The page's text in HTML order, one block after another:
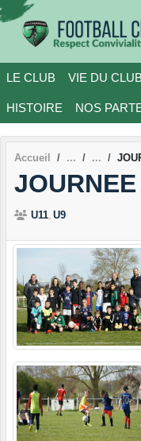
LE CLUB VIE DU
HISTOIRE NOS
Accueil
U11 U9
Panneau de gestion des